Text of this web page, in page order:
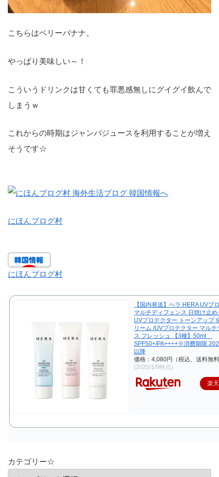
こちらはベリーバナナ。
やっぱり美味しい～！
こういうドリンクは甘くても罪悪感無しにグイグイ飲んで
しまうｗ
これからの時期はジャンバジュースを利用することが増え
そうです☆
にほんブログ村
にほんブログ村
【国内発送】ヘラ HERA UVプ
マルチディフェンス 日焼け止め
UVプロテクター トーンアップ
リーム /UVプロテクター マルチ
ス フレッシュ 【3種】50ml
SPF50+/PA++++※消費期限
以降
価格：4,080円（税込、送料無
(2025/1/9時点)
楽
カテゴリー☆